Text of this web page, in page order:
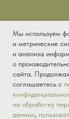
ИП
Мы используем
и метрические
и анализа
о
сайта.
соглашаетесь с
на обработку
данных,